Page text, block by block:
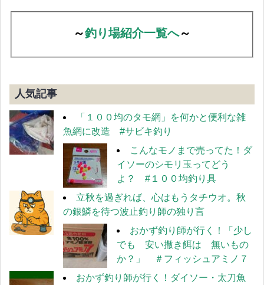
～釣り場紹介一覧へ～
人気記事
「１００均のタモ網」を何かと便利な雑
魚網に改造 #サビキ釣り
こんなモノまで売ってた！ダ
イソーのシモリ玉ってどう
よ？ #１００均釣り具
立秋を過ぎれば、心はもうタチウオ。秋
の銀鱗を待つ波止釣り師の独り言
おかず釣り師が行く！「少し
でも 安い撒き餌は 無いもの
か？」 ＃フィッシュアミノ７
おかず釣り師が行く！ダイソー・太刀魚